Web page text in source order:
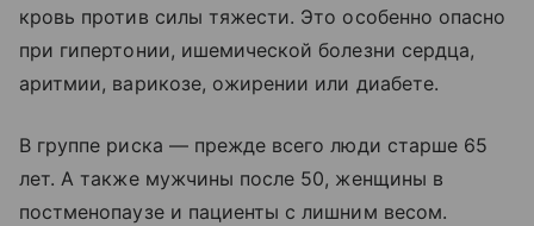
кровь против силы тяжести. Это особенно опасно
при гипертонии, ишемической болезни сердца,
аритмии, варикозе, ожирении или диабете.
В группе риска — прежде всего люди старше 65
лет. А также мужчины после 50, женщины в
постменопаузе и пациенты с лишним весом.